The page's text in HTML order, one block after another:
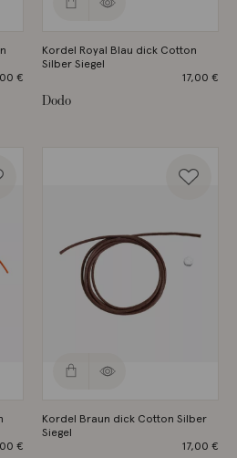
€
Kordel Royal Blau dick Cotton
Silber Siegel
17,00 €
Dodo
€
Kordel Braun dick Cotton Silber
Siegel
17,00 €